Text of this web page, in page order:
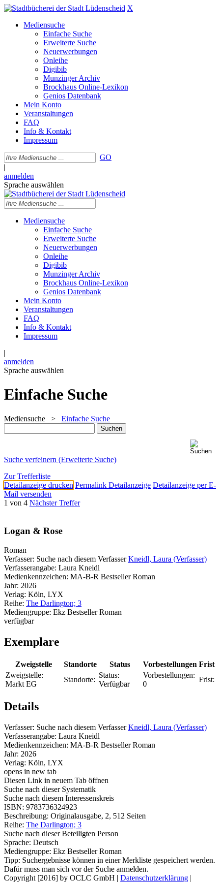
X
Mediensuche
Einfache Suche
Erweiterte Suche
Neuerwerbungen
Onleihe
Digibib
Munzinger Archiv
Brockhaus Online-Lexikon
Genios Datenbank
Mein Konto
Veranstaltungen
FAQ
Info & Kontakt
Impressum
GO
|
anmelden
Sprache auswählen
Mediensuche
Einfache Suche
Erweiterte Suche
Neuerwerbungen
Onleihe
Digibib
Munzinger Archiv
Brockhaus Online-Lexikon
Genios Datenbank
Mein Konto
Veranstaltungen
FAQ
Info & Kontakt
Impressum
|
anmelden
Sprache auswählen
Einfache Suche
Mediensuche > Einfache Suche
Suche verfeinern (Erweiterte Suche)
Zur Trefferliste
Detailanzeige drucken Permalink Detailanzeige Detailanzeige per E-
Mail versenden
1 von 4 Nächster Treffer
Logan & Rose
Roman
Verfasser: Suche nach diesem Verfasser Kneidl, Laura (Verfasser)
Verfasserangabe: Laura Kneidl
Medienkennzeichen: MA-B-R Bestseller Roman
Jahr: 2026
Verlag: Köln, LYX
Reihe: The Darlington; 3
Mediengruppe: Ekz Bestseller Roman
verfügbar
Exemplare
Zweigstelle Standorte Status Vorbestellungen Frist
Zweigstelle:
Markt EG
Standorte:
Status:
Verfügbar
Vorbestellungen:
0
Frist:
Details
Verfasser: Suche nach diesem Verfasser Kneidl, Laura (Verfasser)
Verfasserangabe: Laura Kneidl
Medienkennzeichen: MA-B-R Bestseller Roman
Jahr: 2026
Verlag: Köln, LYX
opens in new tab
Diesen Link in neuem Tab öffnen
Suche nach dieser Systematik
Suche nach diesem Interessenskreis
ISBN: 9783736324923
Beschreibung: Originalausgabe, 2, 512 Seiten
Reihe: The Darlington; 3
Suche nach dieser Beteiligten Person
Sprache: Deutsch
Mediengruppe: Ekz Bestseller Roman
Tipp: Suchergebnisse können in einer Merkliste gespeichert werden.
Dafür muss man sich vor der Suche anmelden.
Copyright [2016] by OCLC GmbH | Datenschutzerklärung |